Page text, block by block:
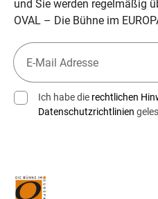
und Sie werden regelmäßig
OVAL – Die Bühne im
Ich habe die rechtlichen
Datenschutzrichtlinien